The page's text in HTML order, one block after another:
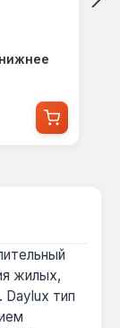
жилых,
тип